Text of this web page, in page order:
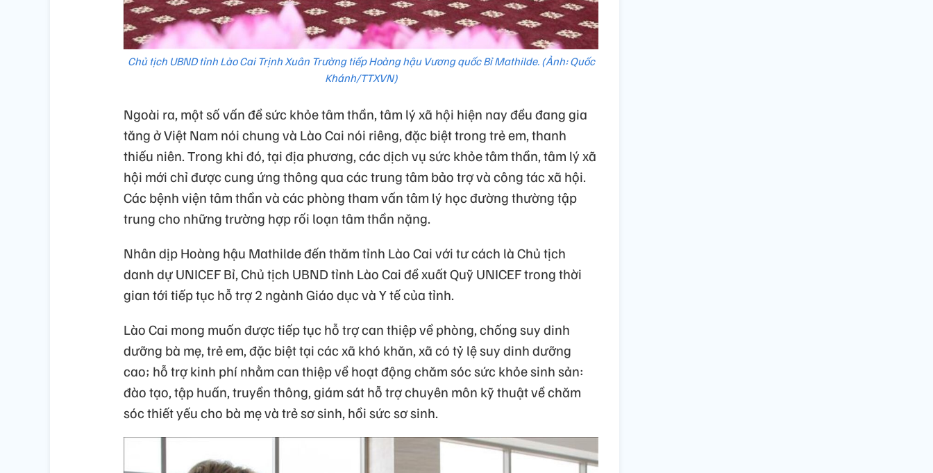
Chủ tịch UBND tỉnh Lào Cai Trịnh Xuân Trường tiếp Hoàng hậu Vương quốc Bỉ Mathilde. (Ảnh: Quốc
Khánh/TTXVN)
Ngoài ra, một số vấn đề sức khỏe tâm thần, tâm lý xã hội hiện nay đều đang gia
tăng ở Việt Nam nói chung và Lào Cai nói riêng, đặc biệt trong trẻ em, thanh
thiếu niên. Trong khi đó, tại địa phương, các dịch vụ sức khỏe tâm thần, tâm lý xã
hội mới chỉ được cung ứng thông qua các trung tâm bảo trợ và công tác xã hội.
Các bệnh viện tâm thần và các phòng tham vấn tâm lý học đường thường tập
trung cho những trường hợp rối loạn tâm thần nặng.
Nhân dịp Hoàng hậu Mathilde đến thăm tỉnh Lào Cai với tư cách là Chủ tịch
danh dự UNICEF Bỉ, Chủ tịch UBND tỉnh Lào Cai đề xuất Quỹ UNICEF trong thời
gian tới tiếp tục hỗ trợ 2 ngành Giáo dục và Y tế của tỉnh.
Lào Cai mong muốn được tiếp tục hỗ trợ can thiệp về phòng, chống suy dinh
dưỡng bà mẹ, trẻ em, đặc biệt tại các xã khó khăn, xã có tỷ lệ suy dinh dưỡng
cao; hỗ trợ kinh phí nhằm can thiệp về hoạt động chăm sóc sức khỏe sinh sản:
đào tạo, tập huấn, truyền thông, giám sát hỗ trợ chuyên môn kỹ thuật về chăm
sóc thiết yếu cho bà mẹ và trẻ sơ sinh, hồi sức sơ sinh.